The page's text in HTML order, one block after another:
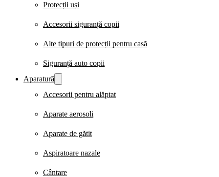
Protecții uși
Accesorii siguranță copii
Alte tipuri de protecții pentru casă
Siguranță auto copii
Aparatură
Accesorii pentru alăptat
Aparate aerosoli
Aparate de gătit
Aspiratoare nazale
Cântare